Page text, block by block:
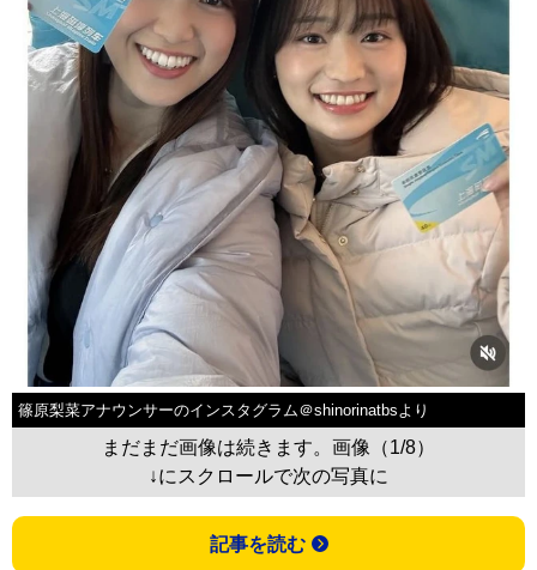
篠原梨菜アナウンサーのインスタグラム＠shinorinatbsより
まだまだ画像は続きます。画像（1/8）
↓にスクロールで次の写真に
記事を読む